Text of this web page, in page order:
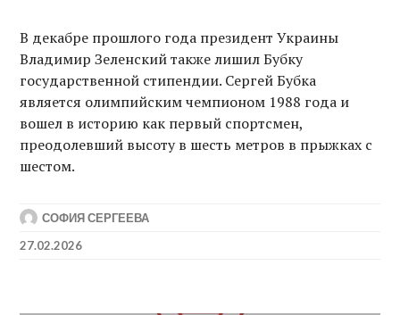
В декабре прошлого года президент Украины
Владимир Зеленский также лишил Бубку
государственной стипендии. Сергей Бубка
является олимпийским чемпионом 1988 года и
вошел в историю как первый спортсмен,
преодолевший высоту в шесть метров в прыжках с
шестом.
СОФИЯ СЕРГЕЕВА
27.02.2026